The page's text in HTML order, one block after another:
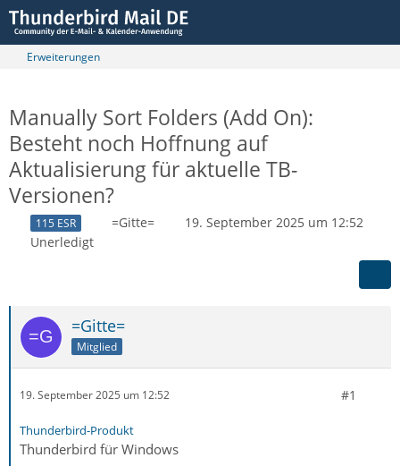
Erweiterungen
Manually Sort Folders (Add On):
Besteht noch Hoffnung auf
Aktualisierung für aktuelle TB-
Versionen?
115 ESR =Gitte=
19. September 2025 um 12:52
Unerledigt
=Gitte=
Mitglied
19. September 2025 um 12:52 #1
Thunderbird-Produkt
Thunderbird für Windows